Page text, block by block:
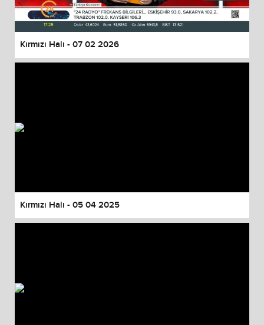
Kırmızı Halı - 07 02 2026
Kırmızı Halı - 05 04 2025